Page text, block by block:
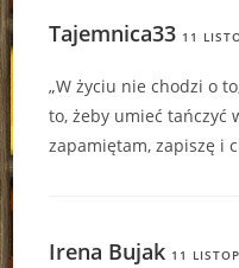
Tajemnica33 11
„W życiu nie chodzi o
to, żeby umieć tańczyć
zapamiętam, zapiszę i
Irena Bujak 11